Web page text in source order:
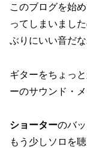
このブログを始
ってしまいまし
ぶりにいい音だ
ギターをちょっ
ーのサウンド・メ
ショーターのバ
もう少しソロを